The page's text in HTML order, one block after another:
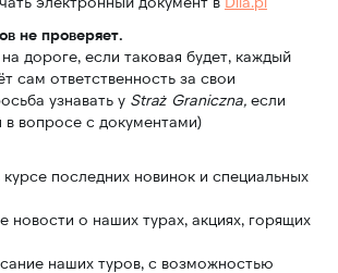
не проверяет.
дороге, если таковая будет, каждый
сам ответственность за свои
узнавать у Straż Graniczna, если
в вопросе с документами)
последних новинок и специальных
новости о наших турах, акциях, горящих
наших туров, с возможностью
Офис: